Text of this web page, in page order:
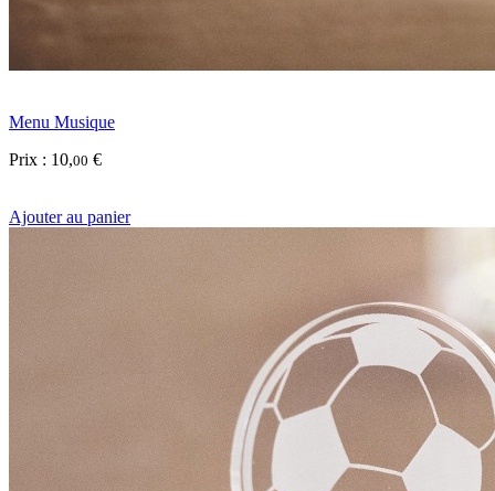
Menu Musique
Prix : 10,00 €
Ajouter au panier